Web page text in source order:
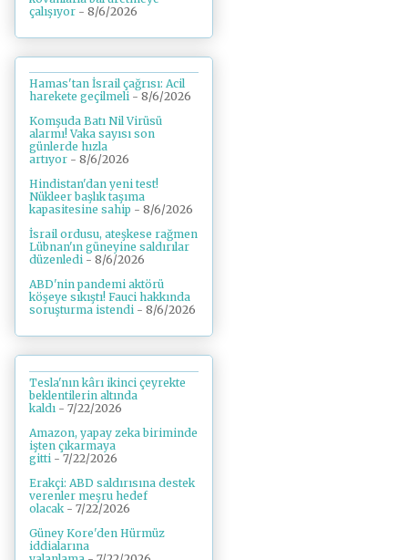
çalışıyor - 8/6/2026
Hamas'tan İsrail çağrısı: Acil
harekete geçilmeli - 8/6/2026
Komşuda Batı Nil Virüsü
alarmı! Vaka sayısı son
günlerde hızla
artıyor - 8/6/2026
Hindistan'dan yeni test!
Nükleer başlık taşıma
kapasitesine sahip - 8/6/2026
İsrail ordusu, ateşkese rağmen
Lübnan'ın güneyine saldırılar
düzenledi - 8/6/2026
ABD'nin pandemi aktörü
köşeye sıkıştı! Fauci hakkında
soruşturma istendi - 8/6/2026
Tesla'nın kârı ikinci çeyrekte
beklentilerin altında
kaldı - 7/22/2026
Amazon, yapay zeka biriminde
işten çıkarmaya
gitti - 7/22/2026
Erakçi: ABD saldırısına destek
verenler meşru hedef
olacak - 7/22/2026
Güney Kore'den Hürmüz
iddialarına